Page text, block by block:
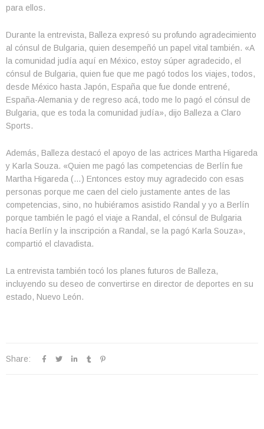
para ellos.
Durante la entrevista, Balleza expresó su profundo agradecimiento
al cónsul de Bulgaria, quien desempeñó un papel vital también. «A
la comunidad judía aquí en México, estoy súper agradecido, el
cónsul de Bulgaria, quien fue que me pagó todos los viajes, todos,
desde México hasta Japón, España que fue donde entrené,
España-Alemania y de regreso acá, todo me lo pagó el cónsul de
Bulgaria, que es toda la comunidad judía», dijo Balleza a Claro
Sports.
Además, Balleza destacó el apoyo de las actrices Martha Higareda
y Karla Souza. «Quien me pagó las competencias de Berlín fue
Martha Higareda (…) Entonces estoy muy agradecido con esas
personas porque me caen del cielo justamente antes de las
competencias, sino, no hubiéramos asistido Randal y yo a Berlín
porque también le pagó el viaje a Randal, el cónsul de Bulgaria
hacía Berlín y la inscripción a Randal, se la pagó Karla Souza»,
compartió el clavadista.
La entrevista también tocó los planes futuros de Balleza,
incluyendo su deseo de convertirse en director de deportes en su
estado, Nuevo León.
Share: